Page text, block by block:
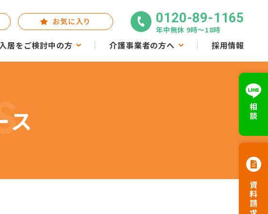
居をご検討中の方 介護事業者の方へ 採用情報
お気に入り 0120-89-1165
年中無休 9時〜18時
相談
資料請求
ス